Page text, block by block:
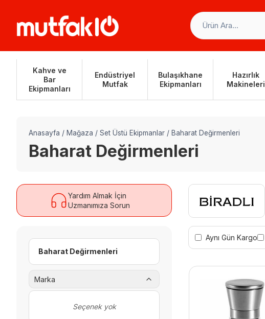
Kahve ve
Bar
Ekipmanları
Endüstriyel
Mutfak
Bulaşıkhane
Ekipmanları
Hazırlık
Makineleri
Anasayfa / Mağaza / Set Üstü Ekipmanlar / Baharat Değirmenleri
Baharat Değirmenleri
Yardım Almak İçin
Uzmanımıza Sorun
Baharat Değirmenleri
Marka
Seçenek yok
Aynı Gün Kargo